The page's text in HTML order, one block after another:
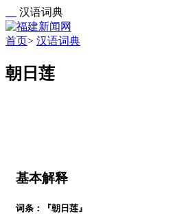
汉语词典
首页> 汉语词典
朝日莲
基本解释
词条：『朝日莲』